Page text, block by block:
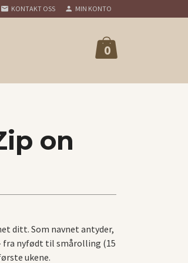
KONTAKT OSS MIN KONTO
0
on
ditt. Som navnet antyder,
fra nyfødt til smårolling (15
ukene.